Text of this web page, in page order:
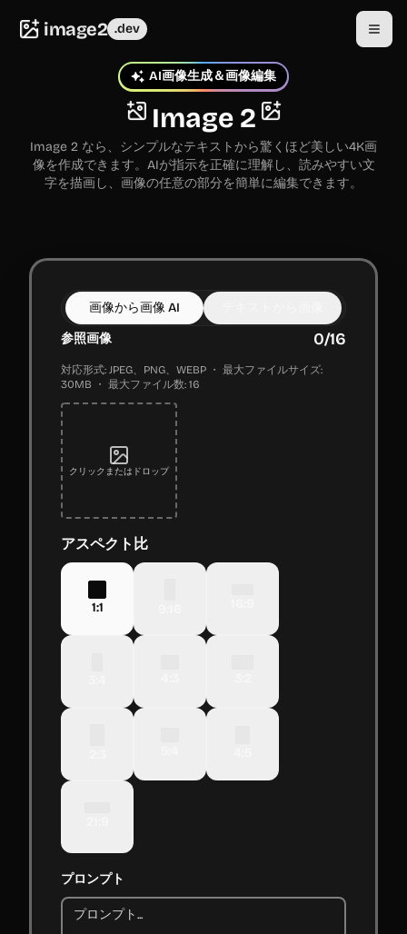
image2 .dev
Image 2
AI画像生成＆画像編集
Image 2 なら、シンプルなテキストから驚くほど美しい4K画
像を作成できます。AIが指示を正確に理解し、読みやすい文
字を描画し、画像の任意の部分を簡単に編集できます。
画像から画像 AI
参照画像
0/16
対応形式: JPEG、PNG、WEBP ・ 最大ファイルサイズ:
30MB ・ 最大ファイル数: 16
クリックまたはドロップ
アスペクト比
1:1
プロンプト